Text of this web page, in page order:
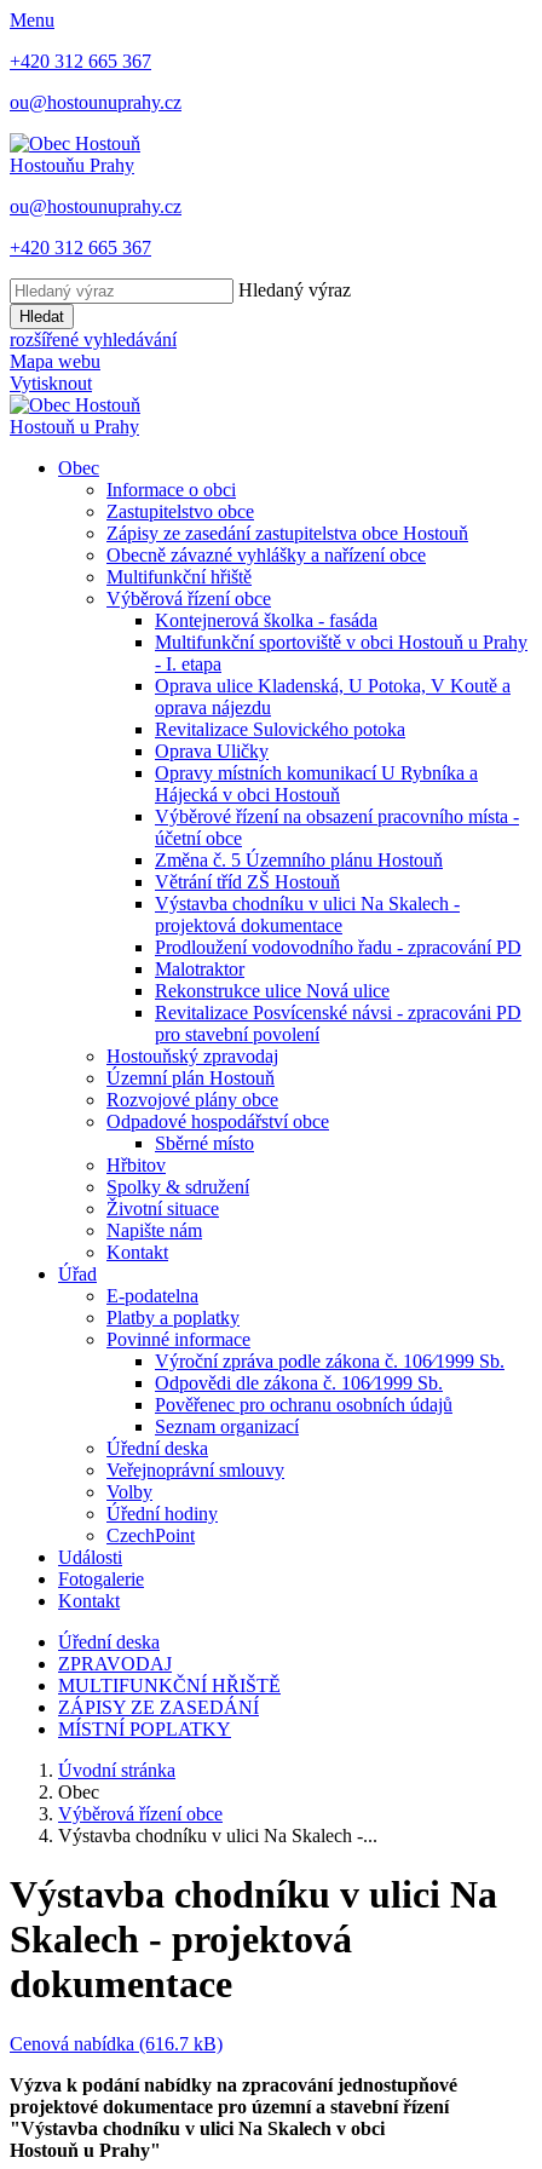
Menu
+420 312 665 367
ou@hostounuprahy.cz
Hostouňu Prahy
ou@hostounuprahy.cz
+420 312 665 367
Hledaný výraz
Hledat
rozšířené vyhledávání
Mapa webu
Vytisknout
Hostouň u Prahy
Obec
Informace o obci
Zastupitelstvo obce
Zápisy ze zasedání zastupitelstva obce Hostouň
Obecně závazné vyhlášky a nařízení obce
Multifunkční hřiště
Výběrová řízení obce
Kontejnerová školka - fasáda
Multifunkční sportoviště v obci Hostouň u Prahy
- I. etapa
Oprava ulice Kladenská, U Potoka, V Koutě a
oprava nájezdu
Revitalizace Sulovického potoka
Oprava Uličky
Opravy místních komunikací U Rybníka a
Hájecká v obci Hostouň
Výběrové řízení na obsazení pracovního místa -
účetní obce
Změna č. 5 Územního plánu Hostouň
Větrání tříd ZŠ Hostouň
Výstavba chodníku v ulici Na Skalech -
projektová dokumentace
Prodloužení vodovodního řadu - zpracování PD
Malotraktor
Rekonstrukce ulice Nová ulice
Revitalizace Posvícenské návsi - zpracováni PD
pro stavební povolení
Hostouňský zpravodaj
Územní plán Hostouň
Rozvojové plány obce
Odpadové hospodářství obce
Sběrné místo
Hřbitov
Spolky & sdružení
Životní situace
Napište nám
Kontakt
Úřad
E-podatelna
Platby a poplatky
Povinné informace
Výroční zpráva podle zákona č. 106⁄1999 Sb.
Odpovědi dle zákona č. 106⁄1999 Sb.
Pověřenec pro ochranu osobních údajů
Seznam organizací
Úřední deska
Veřejnoprávní smlouvy
Volby
Úřední hodiny
CzechPoint
Události
Fotogalerie
Kontakt
Úřední deska
ZPRAVODAJ
MULTIFUNKČNÍ HŘIŠTĚ
ZÁPISY ZE ZASEDÁNÍ
MÍSTNÍ POPLATKY
Úvodní stránka
Obec
Výběrová řízení obce
Výstavba chodníku v ulici Na Skalech -...
Výstavba chodníku v ulici Na
Skalech - projektová
dokumentace
Cenová nabídka (616.7 kB)
Výzva k podání nabídky na zpracování jednostupňové
projektové dokumentace pro územní a stavební řízení
"Výstavba chodníku v ulici Na Skalech v obci
Hostouň u Prahy"